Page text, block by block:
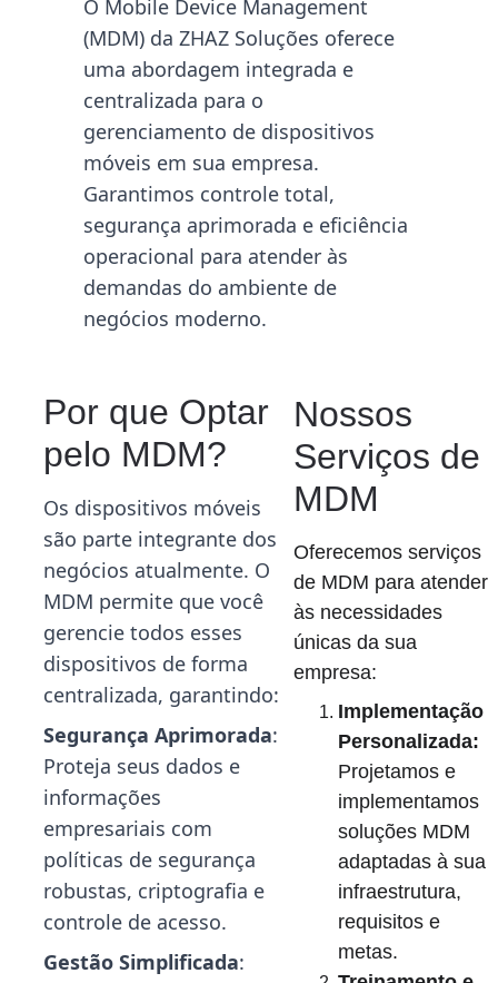
O Mobile Device Management
(MDM) da ZHAZ Soluções oferece
uma abordagem integrada e
centralizada para o
gerenciamento de dispositivos
móveis em sua empresa.
Garantimos controle total,
segurança aprimorada e eficiência
operacional para atender às
demandas do ambiente de
negócios moderno.
Por que Optar
pelo MDM?
Os dispositivos móveis
são parte integrante dos
negócios atualmente. O
MDM permite que você
gerencie todos esses
dispositivos de forma
centralizada, garantindo:
Segurança Aprimorada:
Proteja seus dados e
informações
empresariais com
políticas de segurança
robustas, criptografia e
controle de acesso.
Gestão Simplificada:
Nossos
Serviços de
MDM
Oferecemos serviços
de MDM para atender
às necessidades
únicas da sua
empresa:
Implementação
Personalizada:
Projetamos e
implementamos
soluções MDM
adaptadas à sua
infraestrutura,
requisitos e
metas.